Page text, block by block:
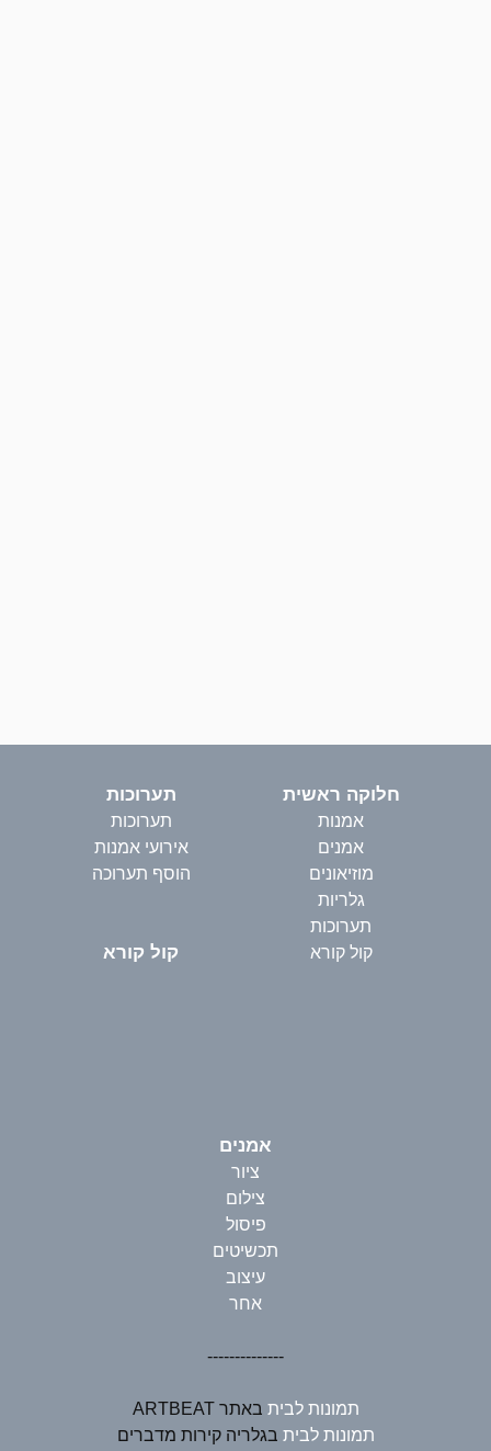
חלוקה ראשית
אמנות
אמנים
מוזיאונים
גלריות
תערוכות
קול קורא
תערוכות
תערוכות
אירועי אמנות
הוסף תערוכה
קול קורא
אמנים
ציור
צילום
פיסול
תכשיטים
עיצוב
אחר
--------------
תמונות לבית באתר ARTBEAT
תמונות לבית בגלריה קירות מדברים